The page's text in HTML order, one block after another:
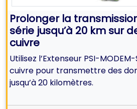
Prolonger la
série jusqu’à 20 km sur
cuivre
Utilisez l’Extenseur PSI-MODEM-
cuivre pour transmettre des
jusqu’à 20 kilomètres.